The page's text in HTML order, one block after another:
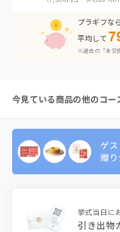
プラギフな
平均して
※過去の「未交
今見ている商品の他のコー
挙式当日に
引き出物